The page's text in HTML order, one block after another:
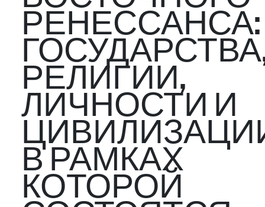
РЕНЕССАНСА:
РЕЛИГИИ,
ЛИЧНОСТИ И
В РАМКАХ
КОТОРОЙ